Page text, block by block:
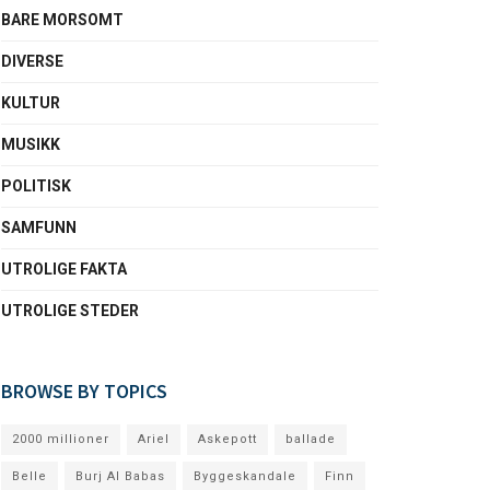
BARE MORSOMT
DIVERSE
KULTUR
MUSIKK
POLITISK
SAMFUNN
UTROLIGE FAKTA
UTROLIGE STEDER
BROWSE BY TOPICS
2000 millioner Ariel Askepott ballade
Belle Burj Al Babas Byggeskandale Finn